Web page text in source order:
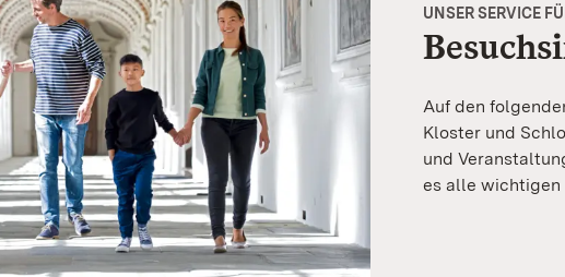
UNSER SERVICE
Auf den
Kloster und
und
es alle wichtigen